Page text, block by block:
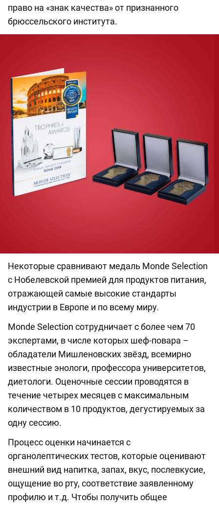
право на «знак качества» от признанного
брюссельского института.
Некоторые сравнивают медаль Monde Selection
с Нобелевской премией для продуктов питания,
отражающей самые высокие стандарты
индустрии в Европе и по всему миру.
Monde Selection сотрудничает с более чем 70
экспертами, в числе которых шеф-повара –
обладатели Мишленовских звёзд, всемирно
известные энологи, профессора университетов,
диетологи. Оценочные сессии проводятся в
течение четырех месяцев с максимальным
количеством в 10 продуктов, дегустируемых за
одну сессию.
Процесс оценки начинается с
органолептических тестов, которые оценивают
внешний вид напитка, запах, вкус, послевкусие,
ощущение во рту, соответствие заявленному
профилю и т.д. Чтобы получить общее